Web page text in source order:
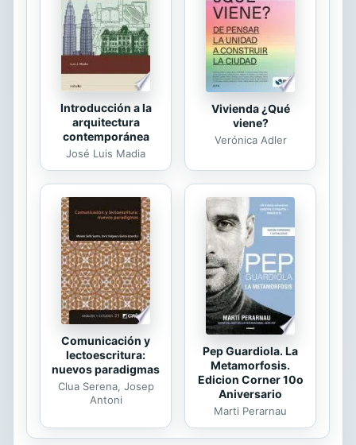
de crear teóricamente el mundo
jurídico.
Introducción a la
arquitectura
contemporánea
José Luis Madia
Vivienda ¿Qué
viene?
Verónica Adler
Comunicación y
lectoescritura:
nuevos paradigmas
Clua Serena, Josep
Antoni
Pep Guardiola. La
Metamorfosis.
Edicion Corner 10o
Aniversario
Marti Perarnau